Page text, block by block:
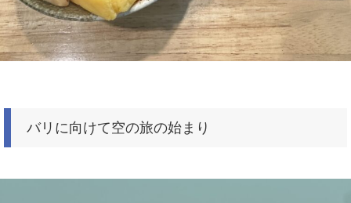
バリに向けて空の旅の始まり